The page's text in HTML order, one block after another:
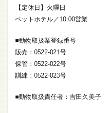
【定休日】火曜日
ペットホテル／10:00営業
■動物取扱業登録番号
販売：0522-021号
保管：0522-022号
訓練：0522-023号
■動物取扱責任者：吉田久美子